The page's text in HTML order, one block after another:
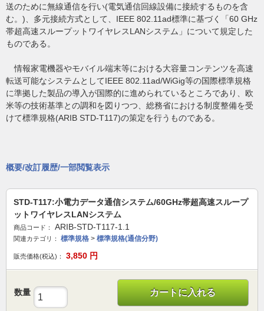
送のために無線通信を行い(電気通信回線設備に接続するものを含
む。)、多元接続方式として、IEEE 802.11ad標準に基づく「60 GHz
帯超高速スループットワイヤレスLANシステム」について規定した
ものである。
情報家電機器やモバイル端末等における大容量コンテンツを高速
転送可能なシステムとしてIEEE 802.11ad/WiGig等の国際標準規格
に準拠した製品の導入が国際的に進められているところであり、欧
米等の技術基準との調和を図りつつ、総務省における制度整備を受
けて標準規格(ARIB STD-T117)の策定を行うものである。
概要/改訂履歴/一部閲覧表示
STD-T117:小電力データ通信システム/60GHz帯超高速スループ
ットワイヤレスLANシステム
商品コード： ARIB-STD-T117-1.1
関連カテゴリ： 標準規格 > 標準規格(通信分野)
販売価格(税込)： 3,850 円
数量 カートに入れる